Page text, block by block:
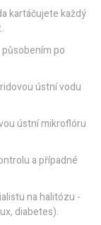
kartáčujete každý
po
ústní vodu
ústní mikroflóru
a případné
na halitózu -
diabetes).